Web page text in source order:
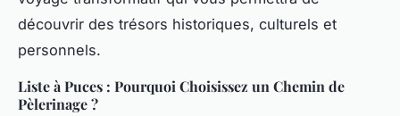
découvrir des trésors historiques, culturels et
personnels.
Liste à Puces : Pourquoi Choisissez un Chemin de
Pèlerinage ?